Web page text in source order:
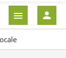
EN-
TÊTE